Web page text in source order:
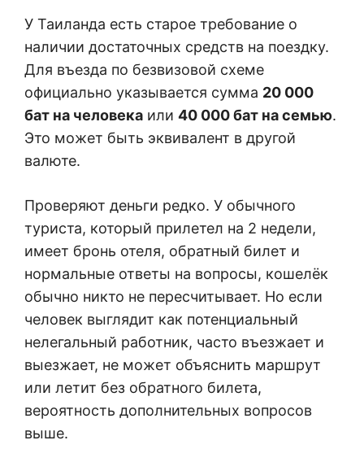
У Таиланда есть старое требование о
наличии достаточных средств на поездку.
Для въезда по безвизовой схеме
официально указывается сумма 20 000
бат на человека или 40 000 бат на семью.
Это может быть эквивалент в другой
валюте.
Проверяют деньги редко. У обычного
туриста, который прилетел на 2 недели,
имеет бронь отеля, обратный билет и
нормальные ответы на вопросы, кошелёк
обычно никто не пересчитывает. Но если
человек выглядит как потенциальный
нелегальный работник, часто въезжает и
выезжает, не может объяснить маршрут
или летит без обратного билета,
вероятность дополнительных вопросов
выше.